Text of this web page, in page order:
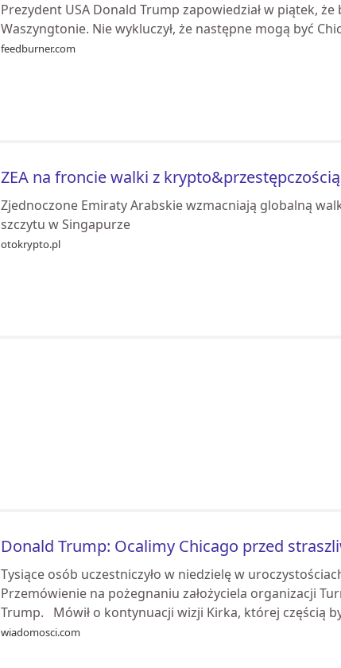
Prezydent USA Donald Trump zapowiedział w piątek,
Waszyngtonie. Nie wykluczył, że następne mogą być
feedburner.com
ZEA na froncie walki z krypto&przestępczością
Zjednoczone Emiraty Arabskie wzmacniają globalną
szczytu w Singapurze
otokrypto.pl
Donald Trump: Ocalimy Chicago przed
Tysiące osób uczestniczyło w niedzielę w
Przemówienie na pożegnaniu założyciela organizacji
Trump. Mówił o kontynuacji wizji Kirka, której częścią
wiadomosci.com